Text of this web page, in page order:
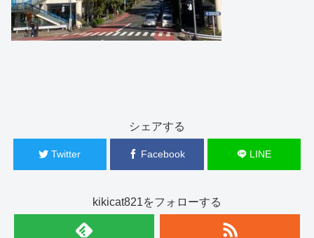
シェアする
Twitter Facebook LINE
kikicat821をフォローする